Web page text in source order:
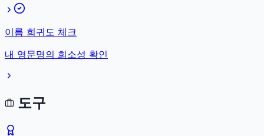
이름 희귀도 체크
내 영문명의 희소성 확인
도구